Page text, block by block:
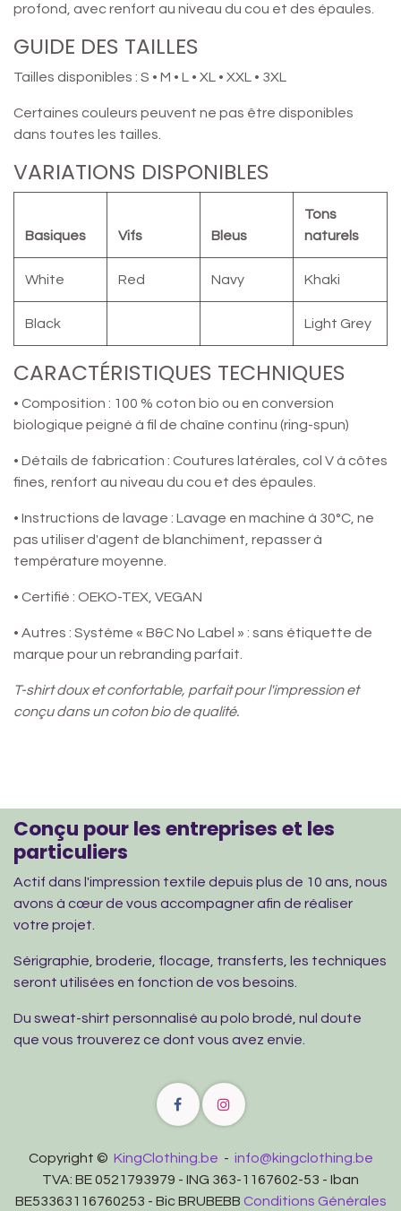
profond, avec renfort au niveau du cou et des épaules.
GUIDE DES TAILLES
Tailles disponibles : S • M • L • XL • XXL • 3XL
Certaines couleurs peuvent ne pas être disponibles
dans toutes les tailles.
VARIATIONS DISPONIBLES
Basiques Vifs Bleus
Tons
naturels
White Red Navy Khaki
Black Light Grey
CARACTÉRISTIQUES TECHNIQUES
• Composition : 100 % coton bio ou en conversion
biologique peigné à fil de chaîne continu (ring-spun)
• Détails de fabrication : Coutures latérales, col V à côtes
fines, renfort au niveau du cou et des épaules.
• Instructions de lavage : Lavage en machine à 30°C, ne
pas utiliser d'agent de blanchiment, repasser à
température moyenne.
• Certifié : OEKO-TEX, VEGAN
• Autres : Système « B&C No Label » : sans étiquette de
marque pour un rebranding parfait.
T-shirt doux et confortable, parfait pour l'impression et
conçu dans un coton bio de qualité.
Conçu pour les entreprises et les
particuliers
Actif dans l'impression textile depuis plus de 10 ans, nous
avons à cœur de vous accompagner afin de réaliser
votre projet.
Sérigraphie, broderie, flocage, transferts, les techniques
seront utilisées en fonction de vos besoins.
Du sweat-shirt personnalisé au polo brodé, nul doute
que vous trouverez ce dont vous avez envie.
Copyright © KingClothing.be - info@kingclothing.be
TVA: BE 0521793979 - ING 363-1167602-53 - Iban
BE53363116760253 - Bic BRUBEBB Conditions Générales